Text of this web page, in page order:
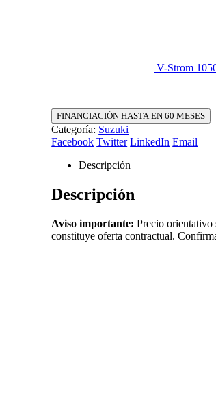
V-Strom
FINANCIACIÓN HASTA EN 60 MESES
Categoría: Suzuki
Facebook Twitter LinkedIn Email
Descripción
Descripción
Aviso importante: Precio orientativo
constituye oferta contractual.